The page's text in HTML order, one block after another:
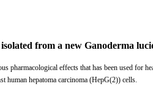
from a new Ganoderma
pharmacological effects that has been used for
human hepatoma carcinoma (HepG(2)) cells.